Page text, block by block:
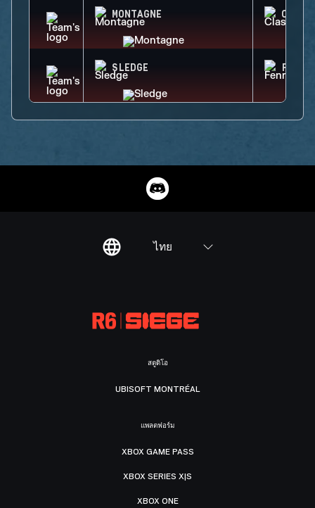
MONTAGNE CLASH
SLEDGE
ไทย
สตูดิโอ
UBISOFT MONTRÉAL
แพลตฟอร์ม
XBOX GAME PASS
XBOX SERIES X|S
XBOX ONE